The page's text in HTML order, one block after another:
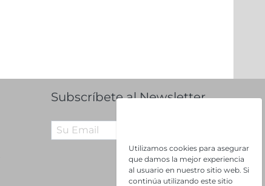
Subscríbete al Newsletter
Utilizamos cookies para asegurar
que damos la mejor experiencia
al usuario en nuestro sitio web. Si
continúa utilizando este sitio